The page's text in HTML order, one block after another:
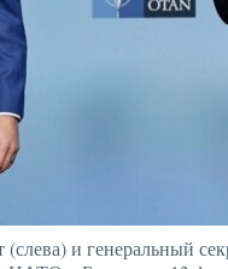
и генеральный